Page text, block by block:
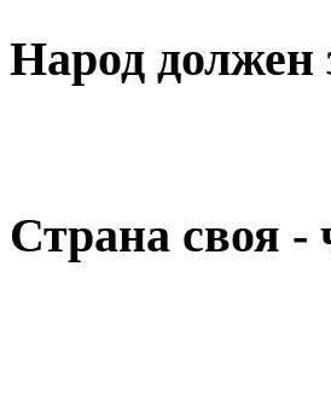
Народ должен
Страна своя